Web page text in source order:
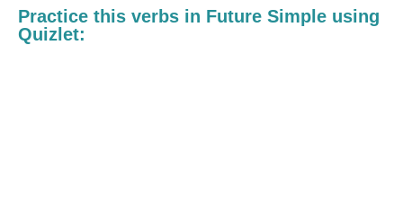
Practice this verbs in Future Simple using
Quizlet: